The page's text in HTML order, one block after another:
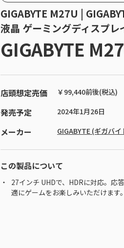
GIGABYTE M27U |
液晶 ゲーミングディスプレ
GIGABYTE
店頭想定売価 ￥99,440前後(税込)
発売予定 2024年1月26日
メーカー GIGABYTE (ギガバイ
この製品について
27インチ UHDで、HDRに対応。応
適にゲームをお楽しみいただけます。